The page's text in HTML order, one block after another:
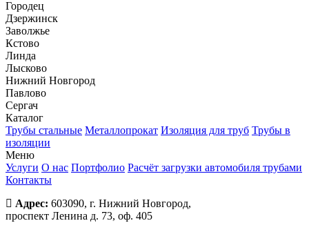
Городец
Дзержинск
Заволжье
Кстово
Линда
Лысково
Нижний Новгород
Павлово
Сергач
Каталог
Трубы стальные Металлопрокат Изоляция для труб Трубы в
изоляции
Меню
Услуги О нас Портфолио Расчёт загрузки автомобиля трубами
Контакты
Адрес: 603090, г. Нижний Новгород,
проспект Ленина д. 73, оф. 405